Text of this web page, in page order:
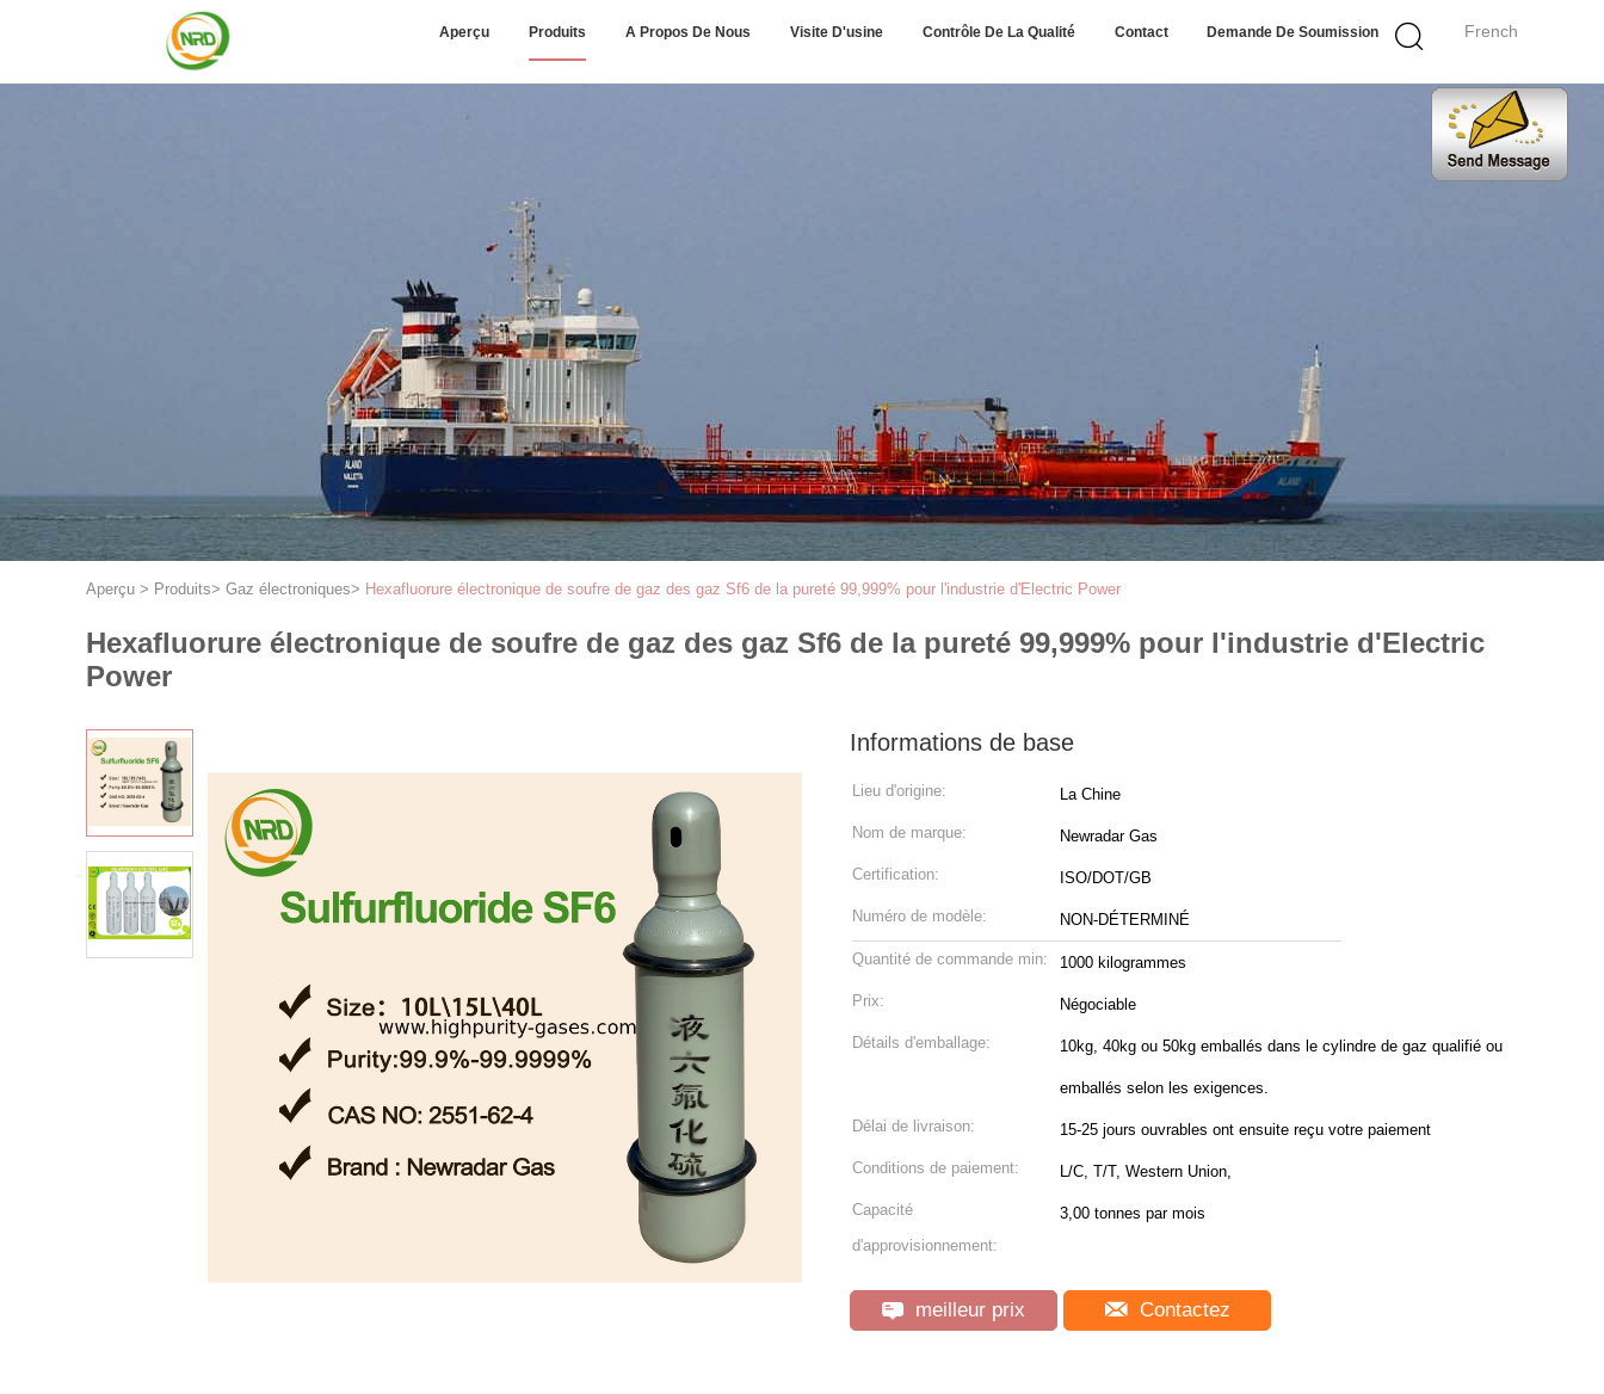
French
Aperçu Produits A Propos De Nous Visite D'usine Contrôle De La Qualité Contact Demande De Soumission
Aperçu > Produits> Gaz électroniques> Hexafluorure électronique de soufre de gaz des gaz Sf6 de la pureté 99,999% pour l'industrie d'Electric Power
Hexafluorure électronique de soufre de gaz des gaz Sf6 de la pureté 99,999% pour l'industrie d'Electric
Power
Informations de base
Lieu d'origine: La Chine
Nom de marque: Newradar Gas
Certification: ISO/DOT/GB
Numéro de modèle: NON-DÉTERMINÉ
Quantité de commande min: 1000 kilogrammes
Prix: Négociable
Détails d'emballage: 10kg, 40kg ou 50kg emballés dans le cylindre de gaz qualifié ou
emballés selon les exigences.
Délai de livraison: 15-25 jours ouvrables ont ensuite reçu votre paiement
Conditions de paiement: L/C, T/T, Western Union,
Capacité
d'approvisionnement:
3,00 tonnes par mois
meilleur prix Contactez